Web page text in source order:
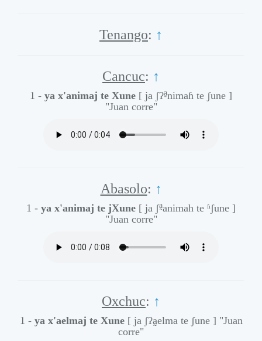
Tenango: ↑
Cancuc: ↑
1 - ya x'animaj te Xune [ ja ʃʔa̰nimaɦ te ʃune ]
"Juan corre"
Abasolo: ↑
1 - ya x'animaj te jXune [ ja ʃa̰animah te ʱʃune ]
"Juan corre"
Oxchuc: ↑
1 - ya x'aelmaj te Xune [ ja ʃʔa̰elma te ʃune ] "Juan
corre"